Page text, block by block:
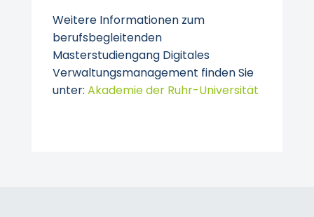
Weitere Informationen zum
berufsbegleitenden
Masterstudiengang Digitales
Verwaltungsmanagement finden Sie
unter: Akademie der Ruhr-Universität